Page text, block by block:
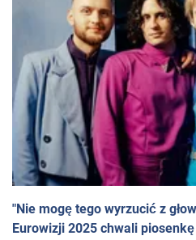
"Nie mogę tego wyrzucić z
Eurowizji 2025 chwali